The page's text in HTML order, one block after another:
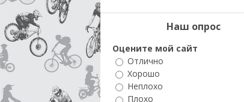
Наш опрос
Оцените мой сайт
Отлично
Хорошо
Неплохо
Плохо